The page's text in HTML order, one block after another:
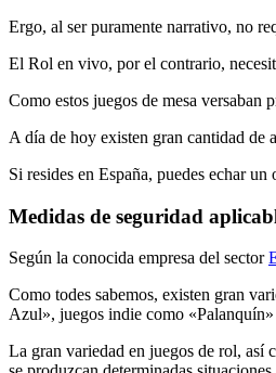
Ergo, al ser puramente narrativo, no
El Rol en vivo, por el contrario,
Como estos juegos de mesa
A día de hoy existen gran cantidad de
Si resides en España, puedes echar
Medidas de seguridad
Según la conocida empresa del sector
Como todes sabemos, existen gran
Azul», juegos indie como
La gran variedad en juegos de rol, así